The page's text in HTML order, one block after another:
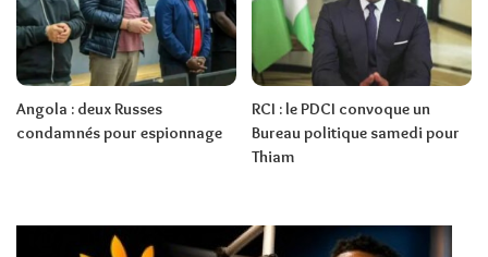
Angola : deux Russes
condamnés pour espionnage
RCI : le PDCI convoque un
Bureau politique samedi pour
Thiam